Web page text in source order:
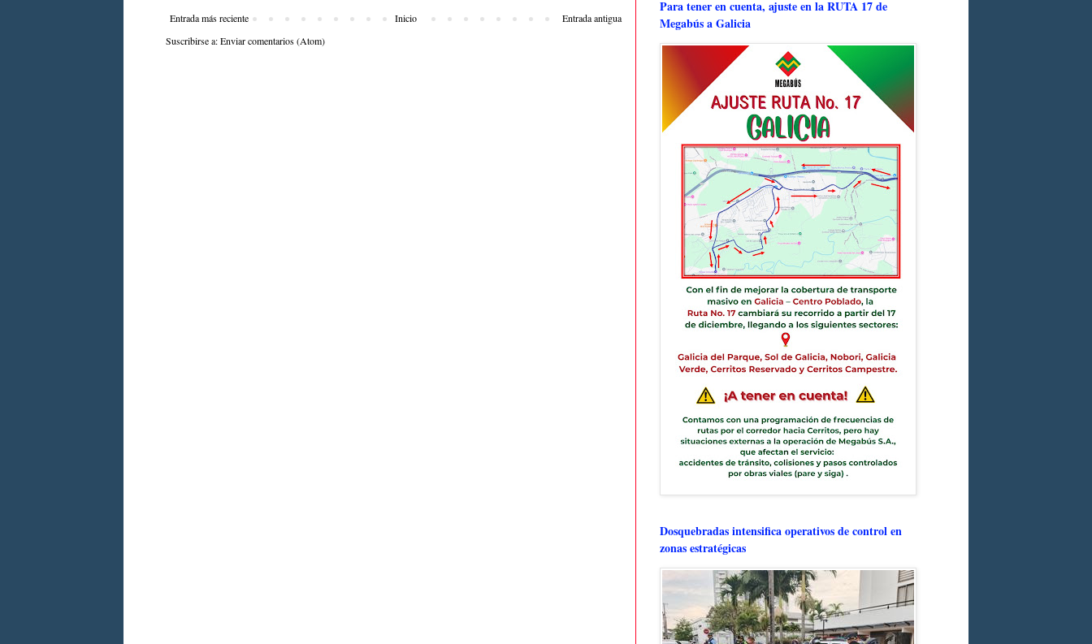
Entrada más reciente Entrada antigua
Inicio
Suscribirse a:Enviar comentarios (Atom)
Para tener en cuenta, ajuste en la RUTA 17 de
Megabús a Galicia
Dosquebradas intensifica operativos de control en
zonas estratégicas